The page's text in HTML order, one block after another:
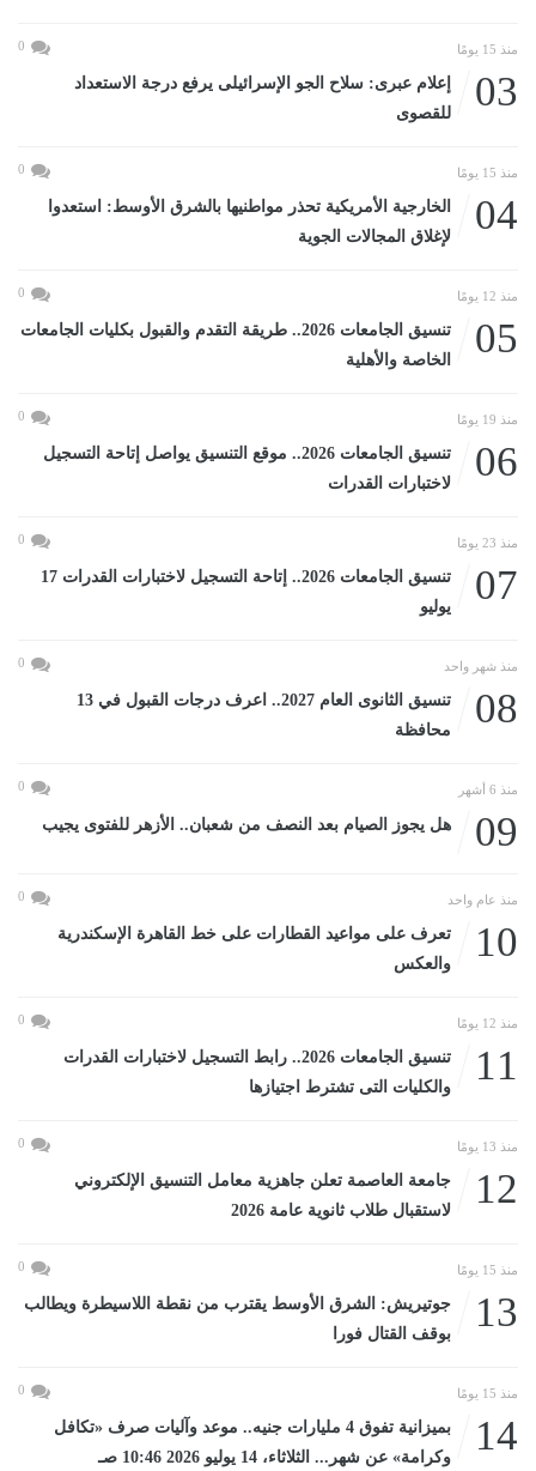
منذ 15 يومًا 0
03
إعلام عبرى: سلاح الجو الإسرائيلى يرفع درجة الاستعداد
للقصوى
منذ 15 يومًا 0
04
الخارجية الأمريكية تحذر مواطنيها بالشرق الأوسط: استعدوا
لإغلاق المجالات الجوية
منذ 12 يومًا 0
05
تنسيق الجامعات 2026.. طريقة التقدم والقبول بكليات الجامعات
الخاصة والأهلية
منذ 19 يومًا 0
06
تنسيق الجامعات 2026.. موقع التنسيق يواصل إتاحة التسجيل
لاختبارات القدرات
منذ 23 يومًا 0
07
تنسيق الجامعات 2026.. إتاحة التسجيل لاختبارات القدرات 17
يوليو
منذ شهر واحد 0
08
تنسيق الثانوى العام 2027.. اعرف درجات القبول في 13
محافظة
منذ 6 أشهر 0
09 هل يجوز الصيام بعد النصف من شعبان.. الأزهر للفتوى يجيب
منذ عام واحد 0
10
تعرف على مواعيد القطارات على خط القاهرة الإسكندرية
والعكس
منذ 12 يومًا 0
11
تنسيق الجامعات 2026.. رابط التسجيل لاختبارات القدرات
والكليات التى تشترط اجتيازها
منذ 13 يومًا 0
12
جامعة العاصمة تعلن جاهزية معامل التنسيق الإلكتروني
لاستقبال طلاب ثانوية عامة 2026
منذ 15 يومًا 0
13
جوتيريش: الشرق الأوسط يقترب من نقطة اللاسيطرة ويطالب
بوقف القتال فورا
منذ 15 يومًا 0
14
بميزانية تفوق 4 مليارات جنيه.. موعد وآليات صرف «تكافل
وكرامة» عن شهر... الثلاثاء، 14 يوليو 2026 10:46 صـ